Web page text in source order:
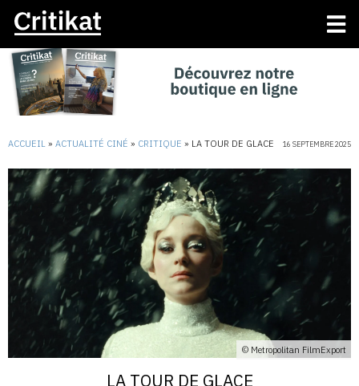
ACCUEIL » ACTUALITÉ CINÉ » CRITIQUE » LA TOUR DE GLACE 16 SEPTEMBRE 2025
© Metropolitan FilmExport
LA TOUR DE GLACE